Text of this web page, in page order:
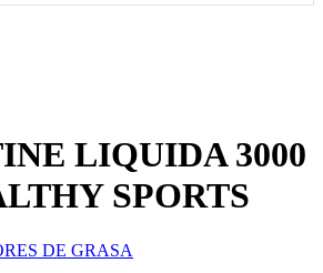
LIQUIDA 3000
SPORTS
DE GRASA